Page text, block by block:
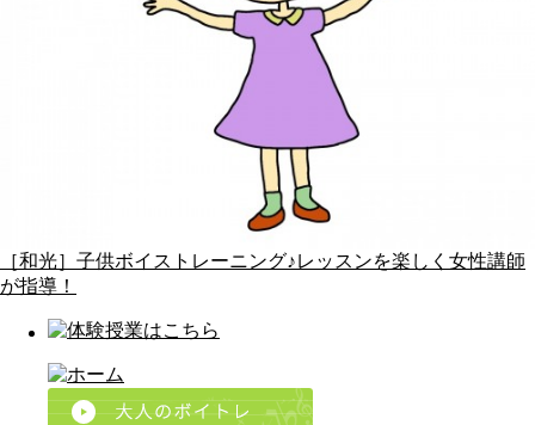
［和光］子供ボイストレーニング♪レッスンを楽しく女性講師
が指導！